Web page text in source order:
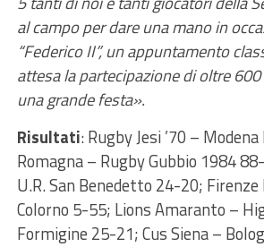
al campo per dare una mano in
“Federico II”, un appuntamento
attesa la partecipazione di oltre
una grande festa».
Risultati: Rugby Jesi ’70 –
Romagna – Rugby Gubbio 1984
U.R. San Benedetto 24-20;
Colorno 5-55; Lions Amaranto –
Formigine 25-21; Cus Siena –